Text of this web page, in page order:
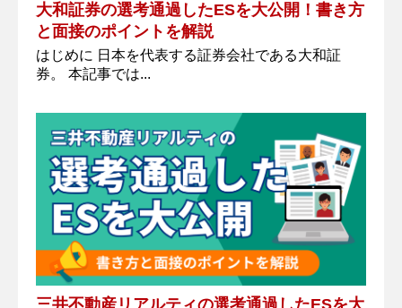
大和証券の選考通過したESを大公開！書き方
と面接のポイントを解説
はじめに 日本を代表する証券会社である大和証
券。 本記事では...